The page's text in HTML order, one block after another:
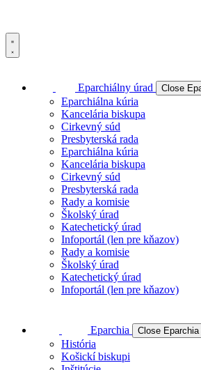
Eparchiálny úrad Close
Eparchiálna kúria
Kancelária biskupa
Cirkevný súd
Presbyterská rada
Eparchiálna kúria
Kancelária biskupa
Cirkevný súd
Presbyterská rada
Rady a komisie
Školský úrad
Katechetický úrad
Infoportál (len pre kňazov)
Rady a komisie
Školský úrad
Katechetický úrad
Infoportál (len pre kňazov)
Eparchia Close Eparchia
História
Košickí biskupi